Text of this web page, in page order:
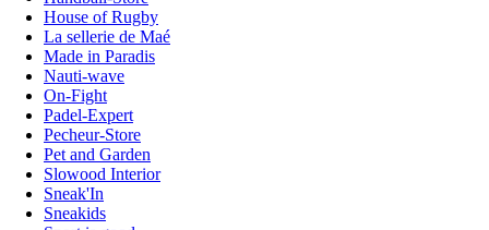
House of Rugby
La sellerie de Maé
Made in Paradis
Nauti-wave
On-Fight
Padel-Expert
Pecheur-Store
Pet and Garden
Slowood Interior
Sneak'In
Sneakids